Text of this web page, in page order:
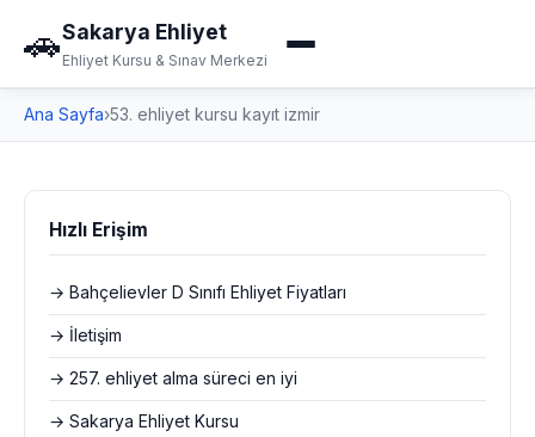
🚗Sakarya Ehliyet
Ehliyet Kursu & Sınav Merkezi
Ana Sayfa›53. ehliyet kursu kayıt izmir
Hızlı Erişim
→ Bahçelievler D Sınıfı Ehliyet Fiyatları
→ İletişim
→ 257. ehliyet alma süreci en iyi
→ Sakarya Ehliyet Kursu